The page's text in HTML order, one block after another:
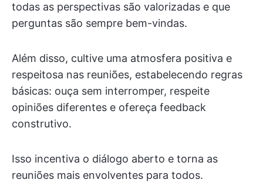
todas as perspectivas são valorizadas e que
perguntas são sempre bem-vindas.
Além disso, cultive uma atmosfera positiva e
respeitosa nas reuniões, estabelecendo regras
básicas: ouça sem interromper, respeite
opiniões diferentes e ofereça feedback
construtivo.
Isso incentiva o diálogo aberto e torna as
reuniões mais envolventes para todos.